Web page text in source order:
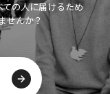
ての人に届けるため
せんか？